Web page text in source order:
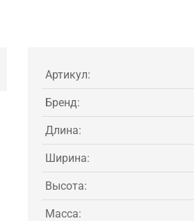
Артикул:
Бренд:
Длина:
Ширина:
Высота:
Масса: